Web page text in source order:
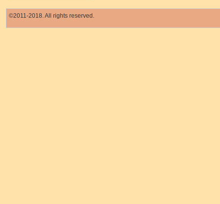
©2011-2018. All rights reserved.